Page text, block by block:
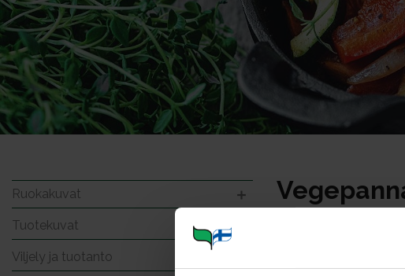
Ruokakuvat
Tuotekuvat
Viljely ja tuotanto